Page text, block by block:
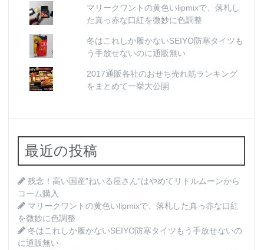
マリークワントの黄色いlipmixで、落札し
た真っ赤な口紅を微妙に色調整
冬はこれしか履かないSEIYO防寒タイツも
う手放せないのに通販無い
2017通販各社のおせち売れ筋ランキング
をまとめて一挙大公開
最近の投稿
残念！高い国産”ねいる屋さん”はやめてリトルムーンから
コーム購入
マリークワントの黄色いlipmixで、落札した真っ赤な口紅
を微妙に色調整
冬はこれしか履かないSEIYO防寒タイツもう手放せないの
に通販無い